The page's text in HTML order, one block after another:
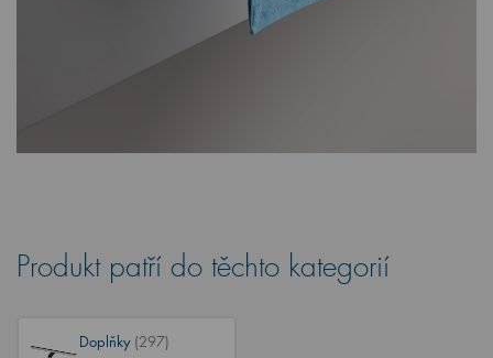
Produkt patří do těchto kategorií
Doplňky (297)